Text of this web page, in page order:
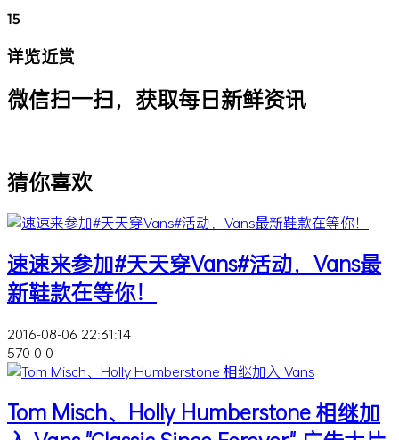
15
详览近赏
微信扫一扫，获取每日新鲜资讯
猜你喜欢
速速来参加#天天穿Vans#活动，Vans最
新鞋款在等你！
2016-08-06 22:31:14
570 0 0
Tom Misch、Holly Humberstone 相继加